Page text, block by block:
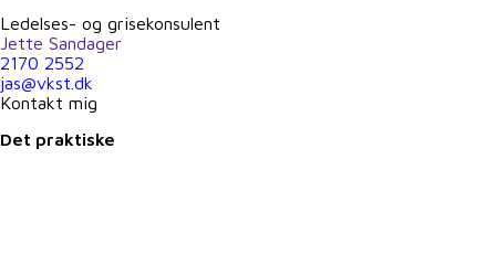
Ledelses- og grisekonsulent
Jette Sandager
2170 2552
jas@vkst.dk
Kontakt mig
Det praktiske